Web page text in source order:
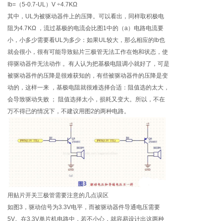
Ib=（5-0.7-UL）V ÷4.7KΩ
其中，UL为被驱动器件上的压降。可以看出，同样取积极电
阻为4.7KΩ ，流过基极的电流会比图1中的（a）电路电流要
小，小多少需要看UL为多少：如果UL较大，那么相应的Ib也
就会很小，很有可能导致贴片三极管无法工作在饱和状态，使
得驱动器件无法动作 。有人认为把基极电阻调小就好了，可是
被驱动器件的压降是很难获知的，有些被驱动器件的压降是变
动的，这样一来 ，基极电阻就很难选择合适：阻值选的太大，
会导致驱动失败 ； 阻值选择太小，损耗又变大。所以，不在
万不得已的情况下，不建议用图2的两种电路。
用贴片开关三极管需要注意的几点误区
如图3，驱动信号为3.3V电平，而被驱动器件导通电压需要
5V。在3.3V单片机电路中，若不小心，就容易设计出这两种